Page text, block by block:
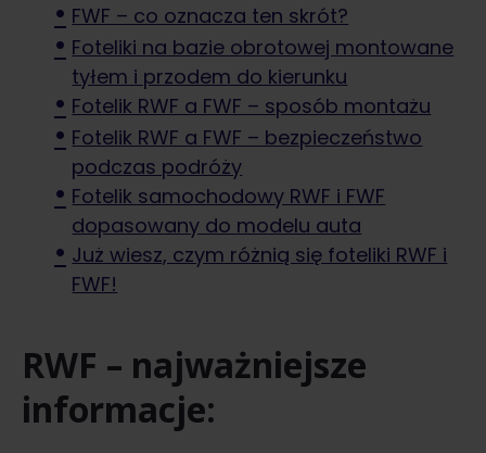
FWF – co oznacza ten skrót?
Foteliki na bazie obrotowej montowane
tyłem i przodem do kierunku
Fotelik RWF a FWF – sposób montażu
Fotelik RWF a FWF – bezpieczeństwo
podczas podróży
Fotelik samochodowy RWF i FWF
dopasowany do modelu auta
Już wiesz, czym różnią się foteliki RWF i
FWF!
RWF – najważniejsze
informacje: